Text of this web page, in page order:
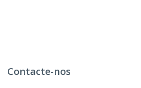
Contacte-nos